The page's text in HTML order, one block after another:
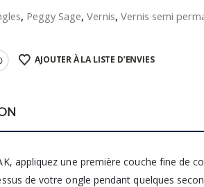
, Peggy Sage,Vernis,Vernis semi
AJOUTER À LA LISTE D’ENVIES
appliquez une première couche fine de
de votre ongle pendant quelques